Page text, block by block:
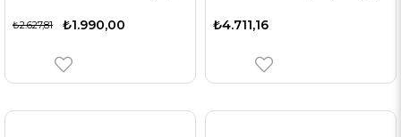
₺1.990,00
₺2.627,81 ₺4.711,16